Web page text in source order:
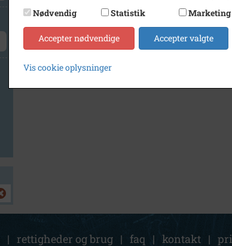
| rettigheder og brug | faq | kontakt |
Nødvendig
Statistik Marketing
Accepter nødvendige Accepter valgte
Vis cookie oplysninger